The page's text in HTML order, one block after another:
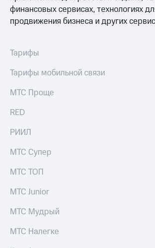
финансовых сервисах, технологиях
продвижения бизнеса и других
Тарифы
Тарифы мобильной связи
МТС Проще
RED
РИИЛ
МТС Супер
МТС ТОП
МТС Junior
МТС Мудрый
МТС Налегке